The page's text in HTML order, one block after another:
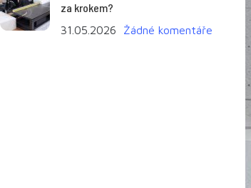
za krokem?
31.05.2026 Žádné komentáře